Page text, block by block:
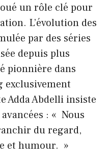
un rôle clé pour
L’évolution des
par des séries
depuis plus
pionnière dans
exclusivement
Adda Abdelli insiste
: « Nous
du regard,
et humour. »